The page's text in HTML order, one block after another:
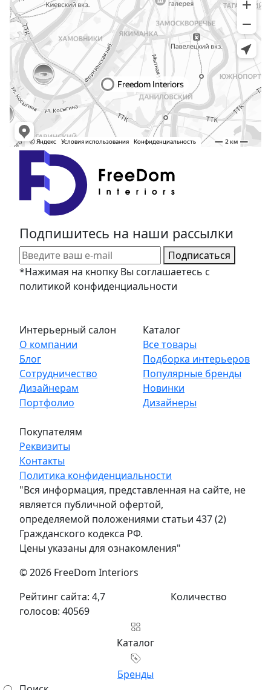
Интерьерный салон
О компании
Блог
Сотрудничество
Дизайнерам
Портфолио
Каталог
Все товары
Подборка интерьеров
Популярные бренды
Новинки
Дизайнеры
Покупателям
Реквизиты
Контакты
Подпишитесь на наши рассылки
Подписаться
*Нажимая на кнопку Вы соглашаетесь с
политикой конфиденциальности
Политика конфиденциальности
"Вся информация, представленная на сайте, не
является публичной офертой,
определяемой положениями статьи 437 (2)
Гражданского кодекса РФ.
Цены указаны для ознакомления"
© 2026 FreeDom Interiors
Рейтинг сайта: 4,7
Количество
голосов: 40569
Каталог
Бренды